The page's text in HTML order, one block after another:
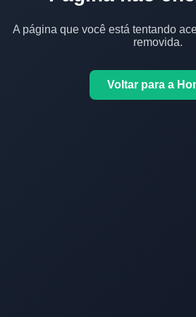
A página que você está tentando
removida.
Voltar para a